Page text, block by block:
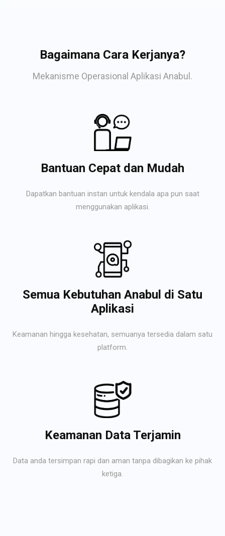
Bagaimana Cara Kerjanya?
Mekanisme Operasional Aplikasi Anabul.
Bantuan Cepat dan Mudah
Dapatkan bantuan instan untuk kendala apa pun saat
menggunakan aplikasi.
Semua Kebutuhan Anabul di Satu
Aplikasi
Keamanan hingga kesehatan, semuanya tersedia dalam satu
platform.
Keamanan Data Terjamin
Data anda tersimpan rapi dan aman tanpa dibagikan ke pihak
ketiga.